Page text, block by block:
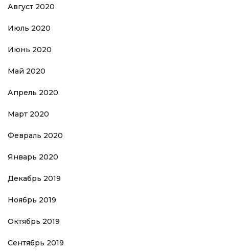
Август 2020
Июль 2020
Июнь 2020
Май 2020
Апрель 2020
Март 2020
Февраль 2020
Январь 2020
Декабрь 2019
Ноябрь 2019
Октябрь 2019
Сентябрь 2019